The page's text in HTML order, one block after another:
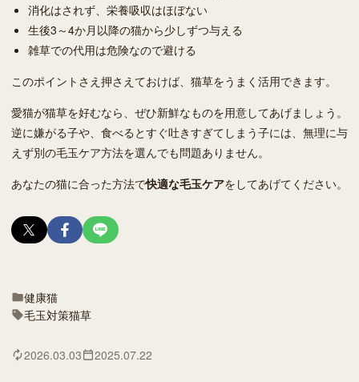
消化はされず、栄養吸収はほぼない
生後3～4か月以降の猫から少しずつ与える
雑草での代用は危険なので避ける
このポイントさえ押さえておけば、猫草をうまく活用できます。
愛猫が猫草を好むなら、ぜひ新鮮なものを用意してあげましょう。
逆に嫌がる子や、食べるとすぐ吐きすぎてしまう子には、無理に与
えず別の毛玉ケア方法を選んでも問題ありません。
あなたの猫に合った方法で快適な毛玉ケアをしてあげてください。
健康猫
毛玉対策猫草
2026.03.03 2025.07.22